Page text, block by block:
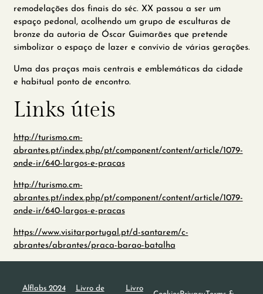
remodelações dos finais do séc. XX passou a ser um
espaço pedonal, acolhendo um grupo de esculturas de
bronze da autoria de Óscar Guimarães que pretende
simbolizar o espaço de lazer e convívio de várias gerações.
Uma das praças mais centrais e emblemáticas da cidade
e habitual ponto de encontro.
Links úteis
http://turismo.cm-
abrantes.pt/index.php/pt/component/content/article/1079-
onde-ir/640-largos-e-pracas
http://turismo.cm-
abrantes.pt/index.php/pt/component/content/article/1079-
onde-ir/640-largos-e-pracas
https://www.visitarportugal.pt/d-santarem/c-
abrantes/abrantes/praca-barao-batalha
Alflabs 2024 Livro de Livro